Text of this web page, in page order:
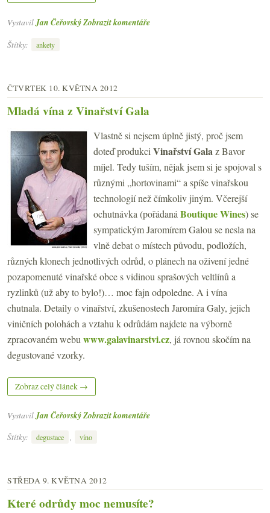
VystavilJan ČeřovskýZobrazit komentáře
Štítky:
ankety
ČTVRTEK 10. KVĚTNA 2012
Mladá vína z Vinařství Gala
Vlastně si nejsem úplně jistý, proč jsem
doteď produkci Vinařství Gala z Bavor
míjel. Tedy tuším, nějak jsem si je spojoval s
různými „hortovinami“ a spíše vinařskou
technologií než čímkoliv jiným. Včerejší
ochutnávka (pořádaná Boutique Wines) se
sympatickým Jaromírem Galou se nesla na
vlně debat o místech původu, podložích,
různých klonech jednotlivých odrůd, o plánech na oživení jedné
pozapomenuté vinařské obce s vidinou sprašových veltlínů a
ryzlinků (už aby to bylo!)… moc fajn odpoledne. A i vína
chutnala. Detaily o vinařství, zkušenostech Jaromíra Galy, jejich
viničních polohách a vztahu k odrůdám najdete na výborně
zpracovaném webu www.galavinarstvi.cz, já rovnou skočím na
degustované vzorky.
Zobraz celý článek →
Vystavil Jan ČeřovskýZobrazit komentáře
Štítky:
degustace , víno
STŘEDA 9. KVĚTNA 2012
Které odrůdy moc nemusíte?